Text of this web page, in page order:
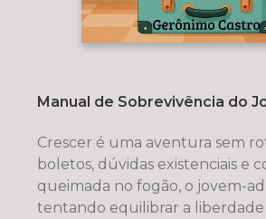
Manual de Sobrevivência do
Crescer é uma aventura sem
boletos, dúvidas existenciais e
queimada no fogão, o jovem-
tentando equilibrar a liberdade